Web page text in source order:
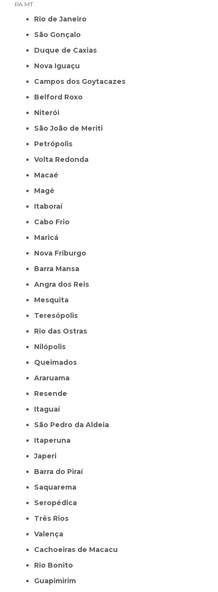
PA MT
Rio de Janeiro
São Gonçalo
Duque de Caxias
Nova Iguaçu
Campos dos Goytacazes
Belford Roxo
Niterói
São João de Meriti
Petrópolis
Volta Redonda
Macaé
Magé
Itaboraí
Cabo Frio
Maricá
Nova Friburgo
Barra Mansa
Angra dos Reis
Mesquita
Teresópolis
Rio das Ostras
Nilópolis
Queimados
Araruama
Resende
Itaguaí
São Pedro da Aldeia
Itaperuna
Japeri
Barra do Piraí
Saquarema
Seropédica
Três Rios
Valença
Cachoeiras de Macacu
Rio Bonito
Guapimirim